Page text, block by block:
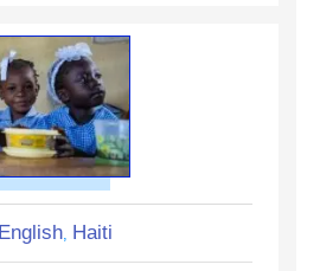
English, Haiti